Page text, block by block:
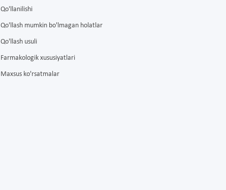
Qo'llanilishi
Qo'llash mumkin bo'lmagan holatlar
Qo'llash usuli
Farmakologik xususiyatlari
Maxsus ko'rsatmalar